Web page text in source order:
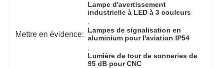
Mettre en évidence:
Lampe d'avertissement
industrielle à LED à 3 couleurs
,
Lampes de signalisation en
aluminium pour l'aviation IP54
,
Lumière de tour de sonneries de
95 dB pour CNC